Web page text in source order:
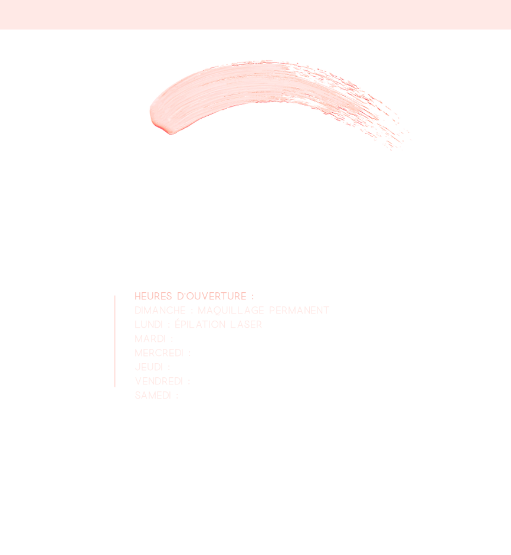
Heures d'ouverture :
DIMANCHE : maquillage permanent
Lundi :
Épilation Laser
Mardi :
Mercredi :
Jeudi :
Vendredi :
Samedi :